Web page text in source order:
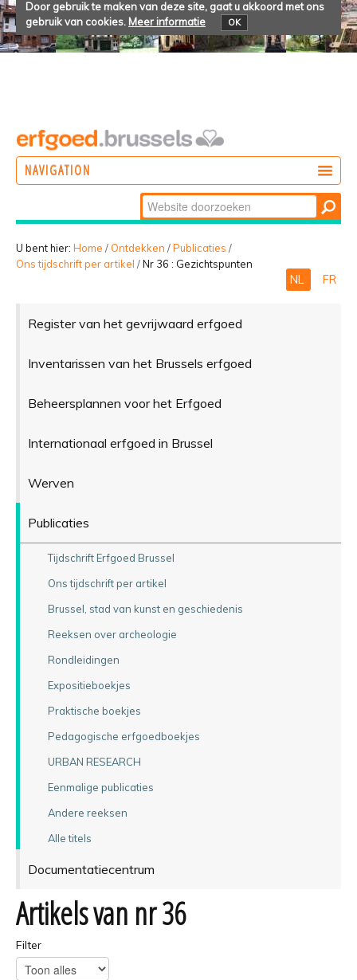
Door gebruik te maken van deze site, gaat u akkoord met ons
gebruik van cookies. Meer informatie OK
NAVIGATION
BELEVEN
Zoek
Geavanceerd
zoeken...
U bent hier: Home / Ontdekken /Publicaties /
Ons tijdschrift per artikel /Nr 36 : Gezichtspunten
NL FR
Register van het gevrijwaard erfgoed
Inventarissen van het Brussels erfgoed
Beheersplannen voor het Erfgoed
Internationaal erfgoed in Brussel
Werven
Publicaties
Tijdschrift Erfgoed Brussel
Ons tijdschrift per artikel
Brussel, stad van kunst en geschiedenis
Reeksen over archeologie
Rondleidingen
Expositieboekjes
Praktische boekjes
Pedagogische erfgoedboekjes
URBAN RESEARCH
Eenmalige publicaties
Andere reeksen
Alle titels
Documentatiecentrum
Artikels van nr 36
Filter